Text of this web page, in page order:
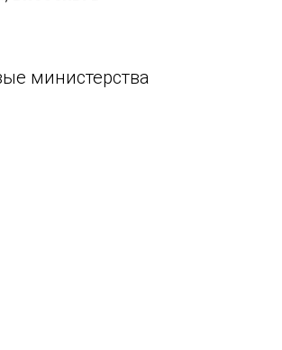
министерства